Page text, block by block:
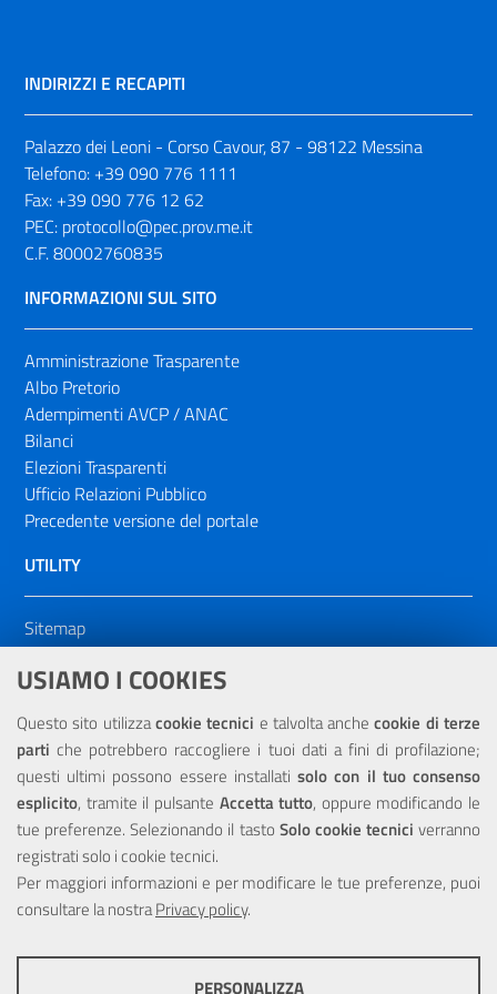
USIAMO I COOKIES
Questo sito utilizzacookie tecnici e talvolta anchecookie di terze
parti che potrebbero raccogliere i tuoi dati a fini di profilazione;
questi ultimi possono essere installatisolo con il tuo consenso
esplicito, tramite il pulsante Accetta tutto, oppure modificando le
tue preferenze. Selezionando il tasto Solo cookie tecnici verranno
registrati solo i cookie tecnici.
Per maggiori informazioni e per modificare le tue preferenze, puoi
consultare la nostraPrivacy policy.
PERSONALIZZA
INDIRIZZI E RECAPITI
Palazzo dei Leoni - Corso Cavour, 87 - 98122 Messina
Telefono: +39 090 776 1111
Fax: +39 090 776 12 62
PEC: protocollo@pec.prov.me.it
C.F. 80002760835
INFORMAZIONI SUL SITO
Amministrazione Trasparente
Albo Pretorio
Adempimenti AVCP / ANAC
Bilanci
Elezioni Trasparenti
Ufficio Relazioni Pubblico
Precedente versione del portale
UTILITY
Sitemap
Dichiarazione di accessibilità
NOTE LEGALI
Privacy
Portale realizzato con la partecipazione finanziaria dell'Unione
Europea tramite i fondi del POR Sicilia 2000/2006 Misura 6.05 -